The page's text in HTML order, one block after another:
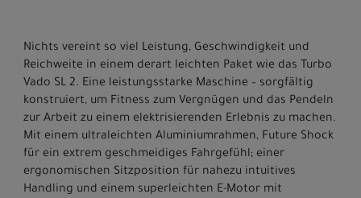
Nichts vereint so viel Leistung, Geschwindigkeit und
Reichweite in einem derart leichten Paket wie das Turbo
Vado SL 2. Eine leistungsstarke Maschine – sorgfältig
konstruiert, um Fitness zum Vergnügen und das Pendeln
zur Arbeit zu einem elektrisierenden Erlebnis zu machen.
Mit einem ultraleichten Aluminiumrahmen, Future Shock
für ein extrem geschmeidiges Fahrgefühl; einer
ergonomischen Sitzposition für nahezu intuitives
Handling und einem superleichten E-Motor mit